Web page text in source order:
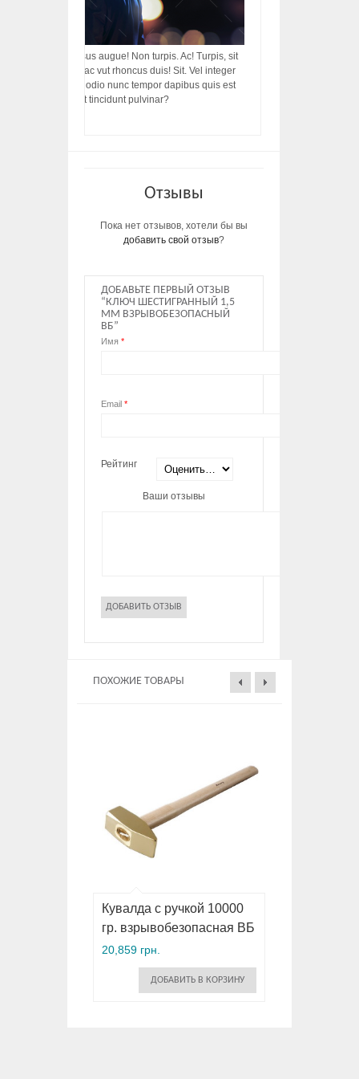
integer! Risus augue! Non turpis. Ac! Turpis, sit
rhoncus porttitor ac vut rhoncus duis! Sit. Vel integer
ut diam porttitor odio nunc tempor dapibus quis est
dictumst, vel amet tincidunt pulvinar?
Отзывы
Пока нет отзывов, хотели бы вы
добавить свой отзыв?
ДОБАВЬТЕ ПЕРВЫЙ ОТЗЫВ
“КЛЮЧ ШЕСТИГРАННЫЙ 1,5
ММ ВЗРЫВОБЕЗОПАСНЫЙ
ВБ”
Имя *
Email *
Рейтинг
Ваши отзывы
ПОХОЖИЕ ТОВАРЫ
Кувалда с ручкой 10000
гр. взрывобезопасная ВБ
20,859 грн.
ДОБАВИТЬ В КОРЗИНУ